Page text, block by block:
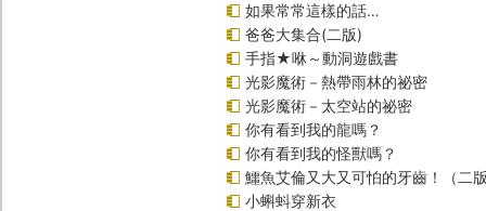
如果常常這樣的話…
爸爸大集合(二版)
手指★咻～動洞遊戲書
光影魔術－熱帶雨林的祕密
光影魔術－太空站的祕密
你有看到我的龍嗎？
你有看到我的怪獸嗎？
鱷魚艾倫又大又可怕的牙齒！（二
小蝌蚪穿新衣